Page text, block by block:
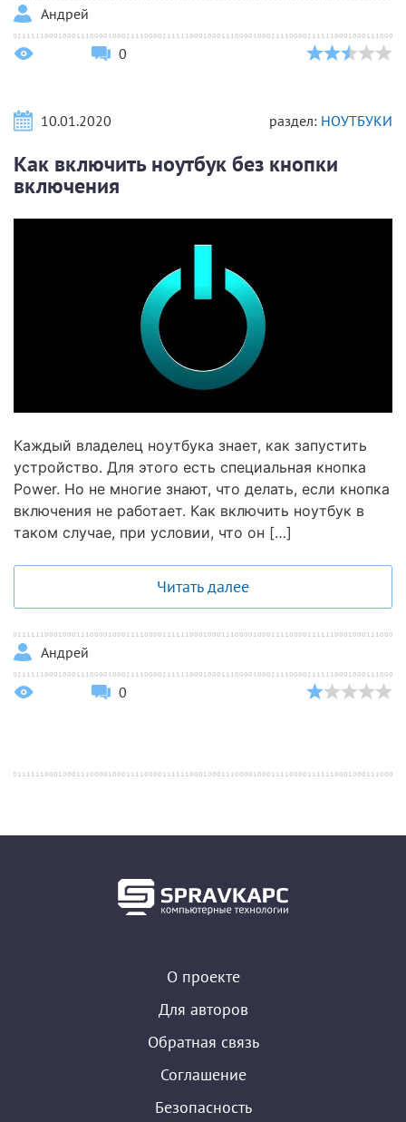
Андрей
0
10.01.2020 раздел: НОУТБУКИ
Как включить ноутбук без кнопки
включения
Каждый владелец ноутбука знает, как запустить
устройство. Для этого есть специальная кнопка
Power. Но не многие знают, что делать, если кнопка
включения не работает. Как включить ноутбук в
таком случае, при условии, что он […]
Читать далее
Андрей
0
О проекте
Для авторов
Обратная связь
Соглашение
Безопасность